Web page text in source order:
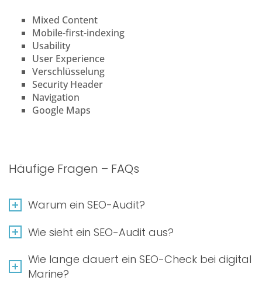
Mixed Content
Mobile-first-indexing
Usability
User Experience
Verschlüsselung
Security Header
Navigation
Google Maps
Häufige Fragen – FAQs
Warum ein SEO-Audit?
Wie sieht ein SEO-Audit aus?
Wie lange dauert ein SEO-Check bei digital
Marine?